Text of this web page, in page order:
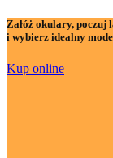
Załóż okulary, poczuj
i wybierz idealny
Kup online